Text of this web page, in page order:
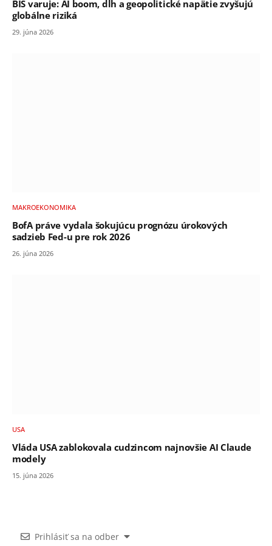
BIS varuje: AI boom, dlh a geopolitické napätie zvyšujú
globálne riziká
29. júna 2026
MAKROEKONOMIKA
BofA práve vydala šokujúcu prognózu úrokových
sadzieb Fed-u pre rok 2026
26. júna 2026
USA
Vláda USA zablokovala cudzincom najnovšie AI Claude
modely
15. júna 2026
Prihlásiť sa na odber